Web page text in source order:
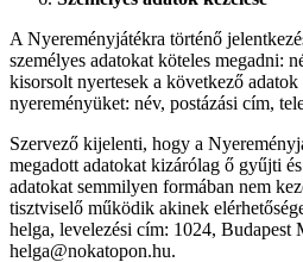
A Nyereményjátékra történő
személyes adatokat köteles megadni:
kisorsolt nyertesek a következő
nyereményüket: név, postázási cím,
Szervező kijelenti, hogy a
megadott adatokat kizárólag ő gyűjti
adatokat semmilyen formában nem
tisztviselő működik akinek
helga, levelezési cím: 1024, Budapest
helga@nokatopon.hu.